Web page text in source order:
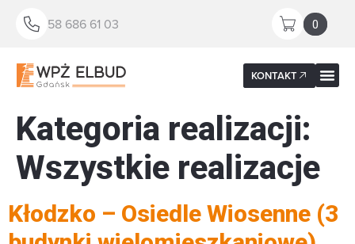
58 686 61 03 0
KONTAKT
Kategoria realizacji:
Wszystkie realizacje
Kłodzko – Osiedle Wiosenne (3